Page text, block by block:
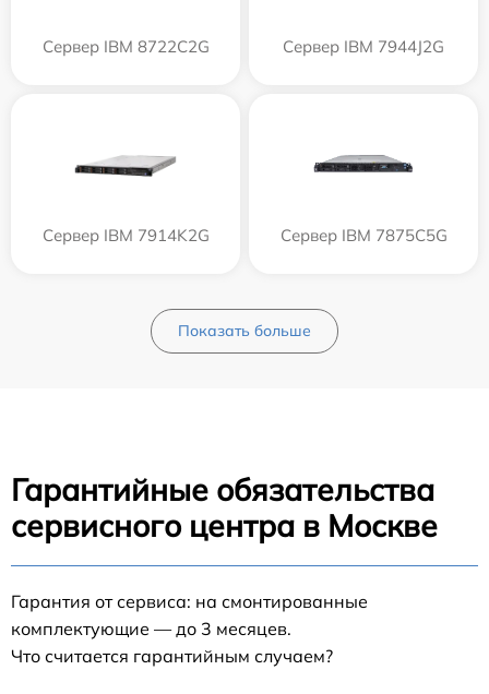
Сервер IBM 8722C2G Сервер IBM 7944J2G
Сервер IBM 7914K2G Сервер IBM 7875C5G
Показать больше
Гарантийные обязательства
сервисного центра в Москве
Гарантия от сервиса: на смонтированные
комплектующие — до 3 месяцев.
Что считается гарантийным случаем?